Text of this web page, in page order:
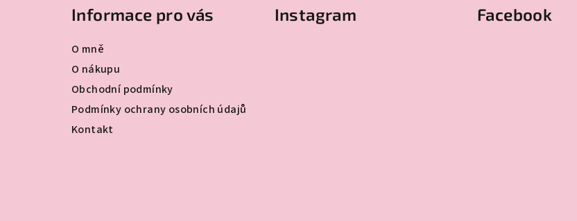
Informace pro vás
O mně
O nákupu
Obchodní podmínky
Podmínky ochrany osobních údajů
Kontakt
Instagram Facebook